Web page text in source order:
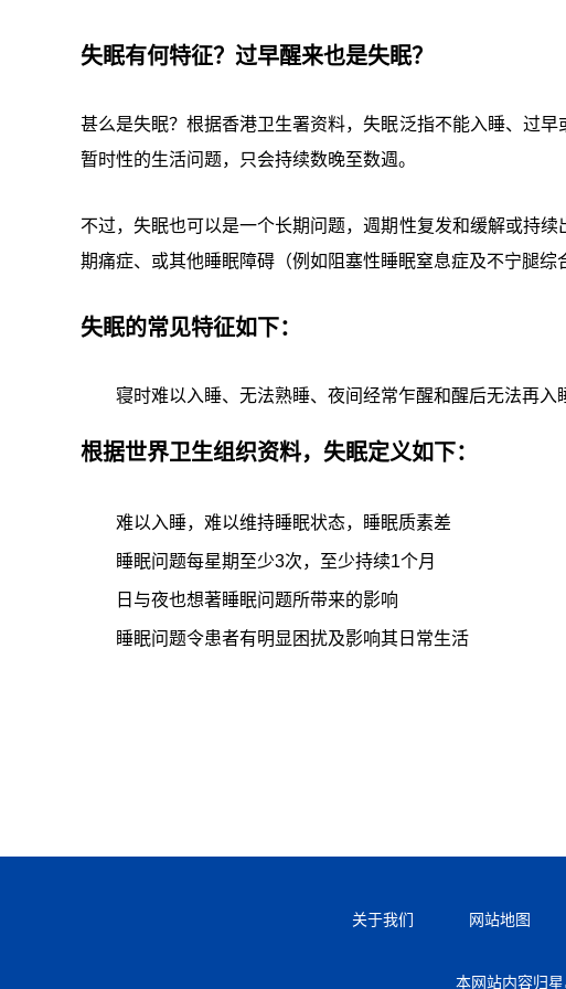
失眠有何特征？过早醒来也是失眠？
甚么是失眠？根据香港卫生署资料，失眠泛指不能入睡、过
暂时性的生活问题，只会持续数晚至数週。
不过，失眠也可以是一个长期问题，週期性复发和缓解或持
期痛症、或其他睡眠障碍（例如阻塞性睡眠窒息症及不宁腿综
失眠的常见特征如下：
寝时难以入睡、无法熟睡、夜间经常乍醒和醒后无法再入
根据世界卫生组织资料，失眠定义如下：
难以入睡，难以维持睡眠状态，睡眠质素差
睡眠问题每星期至少3次，至少持续1个月
日与夜也想著睡眠问题所带来的影响
睡眠问题令患者有明显困扰及影响其日常生活
关于我们 网站地图
本网站内容归